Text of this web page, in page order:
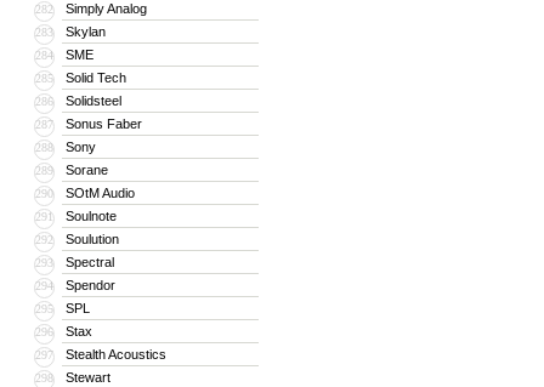
282 Simply Analog
283 Skylan
284 SME
285 Solid Tech
286 Solidsteel
287 Sonus Faber
288 Sony
289 Sorane
290 SOtM Audio
291 Soulnote
292 Soulution
293 Spectral
294 Spendor
295 SPL
296 Stax
297 Stealth Acoustics
298 Stewart